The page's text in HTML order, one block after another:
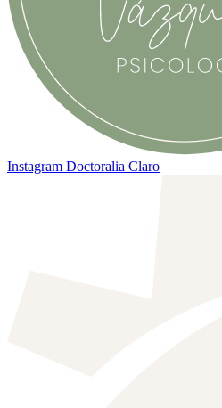
Instagram Doctoralia Claro